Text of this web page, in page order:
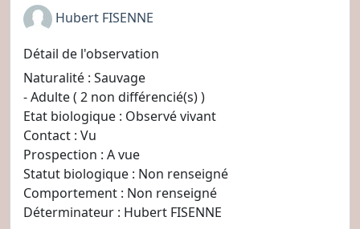
Hubert FISENNE
Détail de l'observation
Naturalité : Sauvage
- Adulte ( 2 non différencié(s) )
Etat biologique : Observé vivant
Contact : Vu
Prospection : A vue
Statut biologique : Non renseigné
Comportement : Non renseigné
Déterminateur : Hubert FISENNE